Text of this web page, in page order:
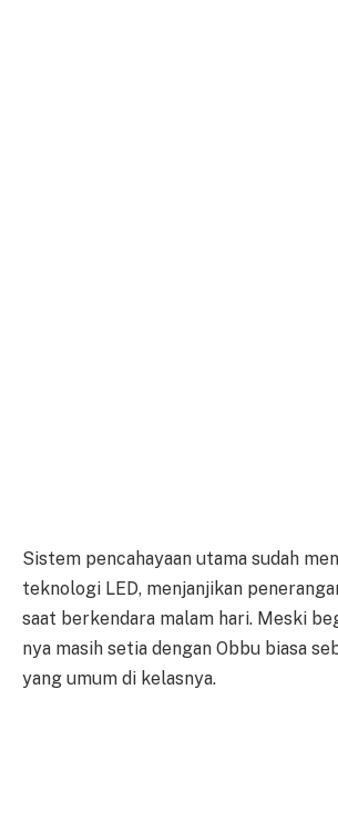
Sistem pencahayaan utama sudah
teknologi LED, menjanjikan
saat berkendara malam hari. Meski
nya masih setia dengan Obbu biasa
yang umum di kelasnya.